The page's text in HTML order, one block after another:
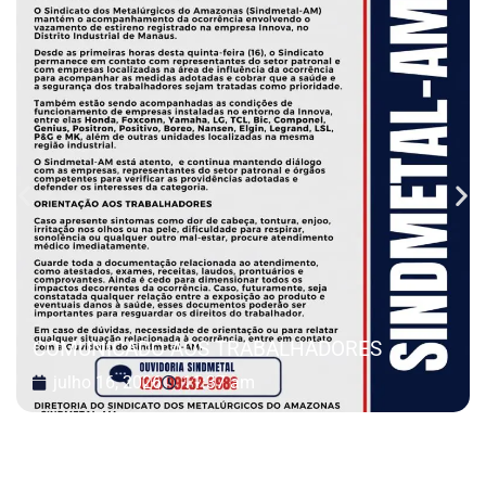
COMUNICADO AOS TRABALHADORES
julho 16, 2026 11:37 am